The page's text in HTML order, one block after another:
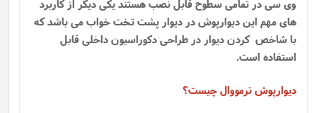
وی سی در تمامی سطوح قابل نصب هستند یکی دیگر از کاربرد
های مهم این دیوارپوش در دیوار پشت تخت خواب می باشد که
با شاخص کردن دیوار در طراحی دکوراسیون داخلی قابل
استفاده است.
دیوارپوش ترمووال چیست؟